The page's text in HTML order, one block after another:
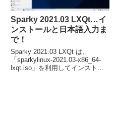
Sparky 2021.03 LXQt…イ
ンストールと日本語入力ま
で！
Sparky 2021.03 LXQt は、
「sparkylinux-2021.03-x86_64-
lxqt.iso」を利用してインストー